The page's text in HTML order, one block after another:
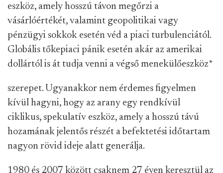
eszköz, amely hosszú távon megőrzi a
vásárlóértékét, valamint geopolitikai vagy
pénzügyi sokkok esetén véd a piaci turbulenciától.
Globális tőkepiaci pánik esetén akár az amerikai
dollártól is át tudja venni a végső menekülőeszköz*
szerepet. Ugyanakkor nem érdemes figyelmen
kívül hagyni, hogy az arany egy rendkívül
ciklikus, spekulatív eszköz, amely a hosszú távú
hozamának jelentős részét a befektetési időtartam
nagyon rövid ideje alatt generálja.
1980 és 2007 között csaknem 27 éven keresztül az